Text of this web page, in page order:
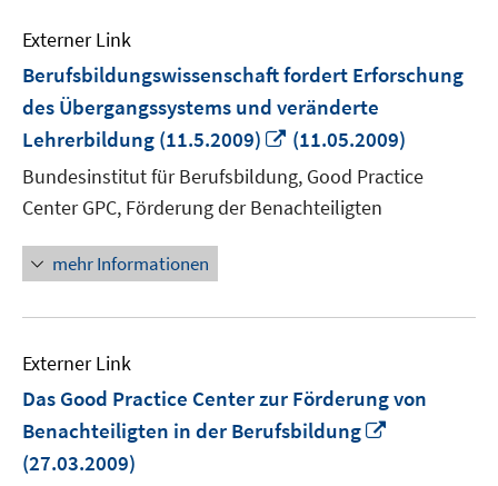
Externer Link
Berufsbildungswissenschaft fordert Erforschung
des Übergangssystems und veränderte
Lehrerbildung (11.5.2009)
In
neuem
Fenster
öffnen
(11.05.2009)
Bundesinstitut für Berufsbildung, Good Practice
Center GPC, Förderung der Benachteiligten
mehr Informationen
Externer Link
Das Good Practice Center zur Förderung von
Benachteiligten in der Berufsbildung
(27.03.2009)